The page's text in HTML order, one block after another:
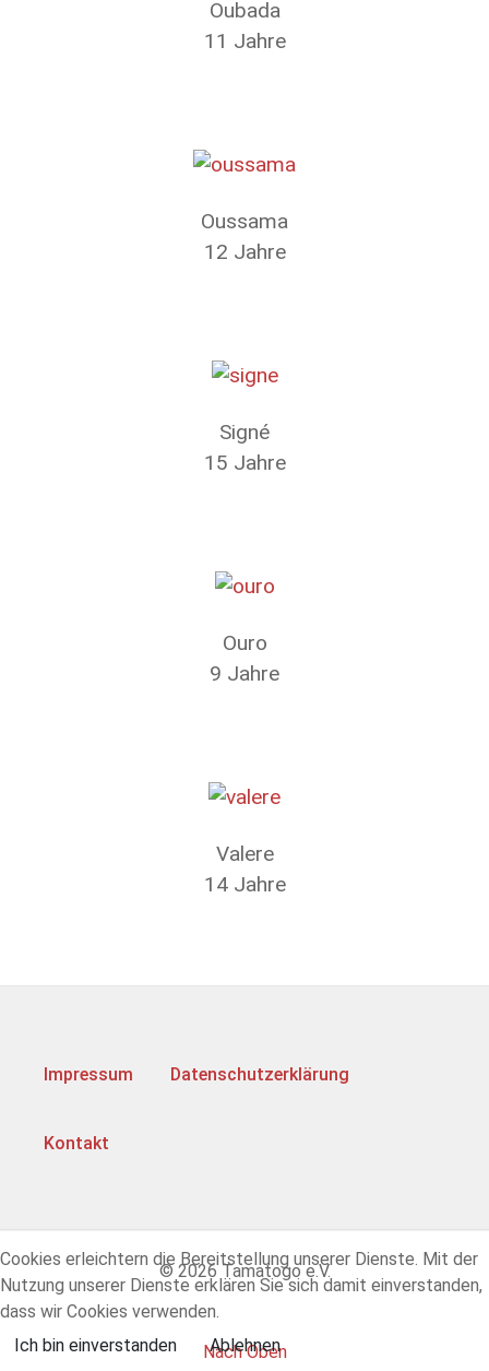
Oubada
11 Jahre
Oussama
12 Jahre
Signé
15 Jahre
Ouro
9 Jahre
Valere
14 Jahre
Impressum Datenschutzerklärung
Kontakt
© 2026 Tamatogo e.V.
Nach Oben
Cookies erleichtern die Bereitstellung unserer Dienste. Mit der
Nutzung unserer Dienste erklären Sie sich damit einverstanden,
dass wir Cookies verwenden.
Ich bin einverstanden
Ablehnen